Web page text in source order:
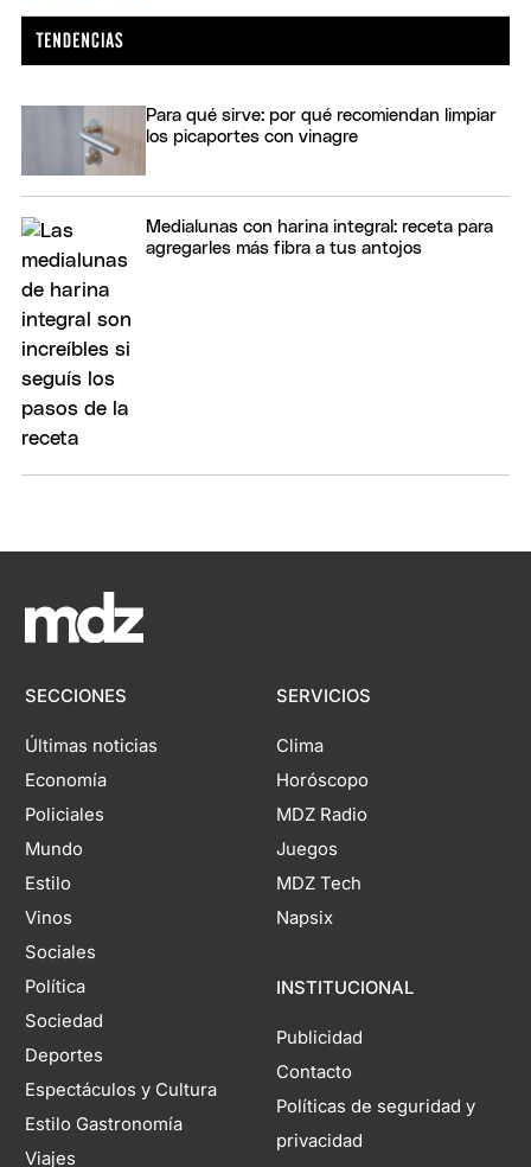
Para qué sirve: por qué recomiendan limpiar
los picaportes con vinagre
Medialunas con harina integral: receta para
agregarles más fibra a tus antojos
SECCIONES
Últimas noticias
Economía
Policiales
Mundo
Estilo
Vinos
Sociales
Política
Sociedad
Deportes
Espectáculos y Cultura
Estilo Gastronomía
Viajes
SERVICIOS
Clima
Horóscopo
MDZ Radio
Juegos
MDZ Tech
Napsix
INSTITUCIONAL
Publicidad
Contacto
Políticas de seguridad y
privacidad